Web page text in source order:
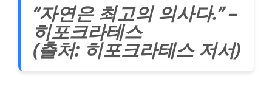
“자연은 최고의 의사다.” –
히포크라테스
(출처: 히포크라테스 저서)